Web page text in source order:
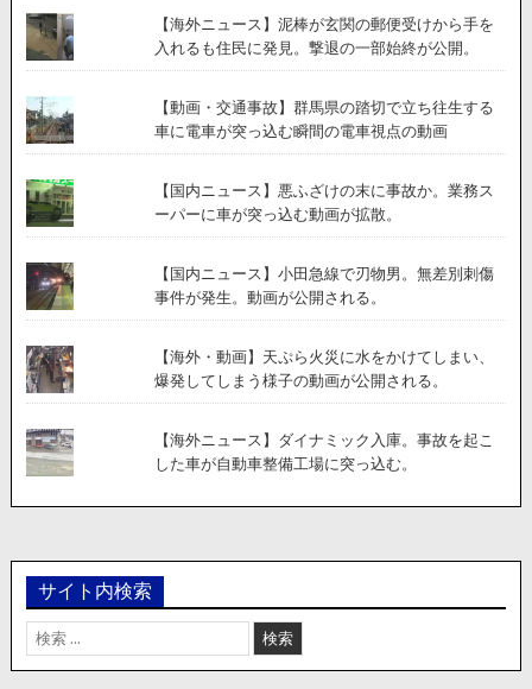
【海外ニュース】泥棒が玄関の郵便受けから手を
入れるも住民に発見。撃退の一部始終が公開。
【動画・交通事故】群馬県の踏切で立ち往生する
車に電車が突っ込む瞬間の電車視点の動画
【国内ニュース】悪ふざけの末に事故か。業務ス
ーパーに車が突っ込む動画が拡散。
【国内ニュース】小田急線で刃物男。無差別刺傷
事件が発生。動画が公開される。
【海外・動画】天ぷら火災に水をかけてしまい、
爆発してしまう様子の動画が公開される。
【海外ニュース】ダイナミック入庫。事故を起こ
した車が自動車整備工場に突っ込む。
サイト内検索
検
索: